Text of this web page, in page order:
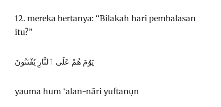
12. mereka bertanya: “Bilakah hari pembalasan
itu?”
يَوْمَ هُمْ عَلَى ٱلنَّارِ يُفْتَنُونَ
yauma hum ‘alan-nāri yuftanụn